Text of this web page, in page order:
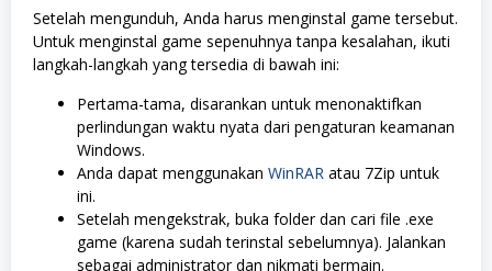
Setelah mengunduh, Anda harus menginstal game tersebut.
Untuk menginstal game sepenuhnya tanpa kesalahan, ikuti
langkah-langkah yang tersedia di bawah ini:
Pertama-tama, disarankan untuk menonaktifkan
perlindungan waktu nyata dari pengaturan keamanan
Windows.
Anda dapat menggunakan WinRAR atau 7Zip untuk
ini.
Setelah mengekstrak, buka folder dan cari file .exe
game (karena sudah terinstal sebelumnya). Jalankan
sebagai administrator dan nikmati bermain.